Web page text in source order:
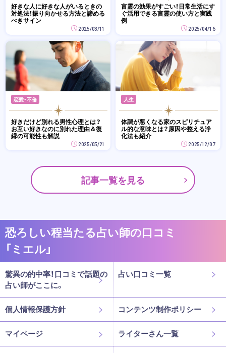
好きな人に好きな人がいるときの
対処法！振り向かせる方法と諦める
べきサイン
2025/03/11
言霊の効果がすごい！日常生活にす
ぐ活用できる言霊の使い方と実践
例
2025/04/16
恋愛・不倫
好きだけど別れる男性心理とは？
お互い好きなのに別れた理由＆復
縁の可能性も解説
2025/05/21
人生
体調が悪くなる家のスピリチュア
ル的な意味とは？原因や整える浄
化法も紹介
2025/12/07
記事一覧を見る
恐ろしい程当たる占い師の口コミ
「ミエル」
驚異の的中率！口コミで話題の
占い師がここに。
占い口コミ一覧
個人情報保護方針 コンテンツ制作ポリシー
マイページ ライターさん一覧